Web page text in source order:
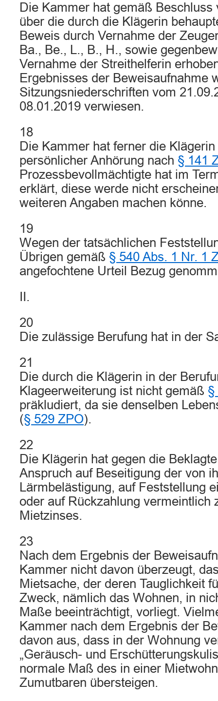
Die Kammer hat gemäß Beschluss
über die durch die Klägerin
Beweis durch Vernahme der
Ba., Be., L., B., H., sowie
Vernahme der Streithelferin
Ergebnisses der Beweisaufnahme
Sitzungsniederschriften vom
08.01.2019 verwiesen.
18
Die Kammer hat ferner die
persönlicher Anhörung nach § 141
Prozessbevollmächtigte hat im
erklärt, diese werde nicht
weiteren Angaben machen könne.
19
Wegen der tatsächlichen
Übrigen gemäß § 540 Abs. 1 Nr. 1
angefochtene Urteil Bezug
II.
20
Die zulässige Berufung hat in der
21
Die durch die Klägerin in der
Klageerweiterung ist nicht gemäß §
präkludiert, da sie denselben
(§ 529 ZPO).
22
Die Klägerin hat gegen die
Anspruch auf Beseitigung der von
Lärmbelästigung, auf Feststellung
oder auf Rückzahlung vermeintlich
Mietzinses.
23
Nach dem Ergebnis der
Kammer nicht davon überzeugt,
Mietsache, der deren Tauglichkeit
Zweck, nämlich das Wohnen, in
Maße beeinträchtigt, vorliegt.
Kammer nach dem Ergebnis der
davon aus, dass in der Wohnung
„Geräusch- und
normale Maß des in einer
Zumutbaren übersteigen.